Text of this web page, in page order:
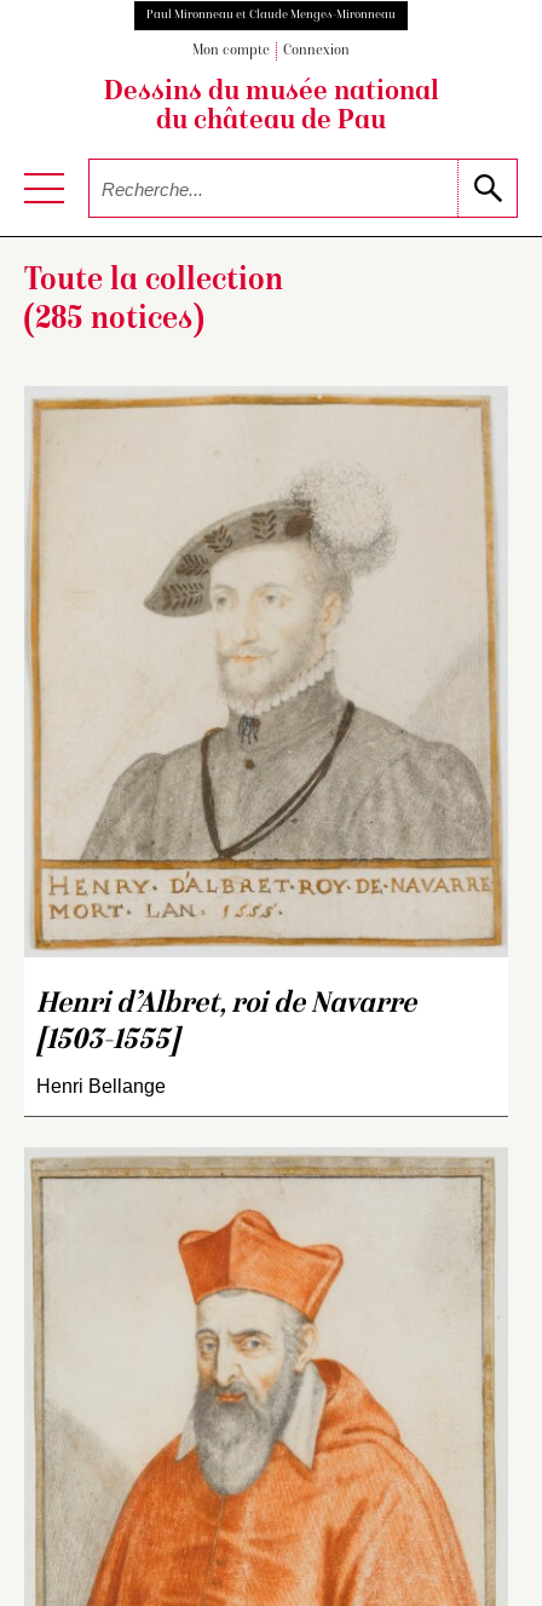
Paul Mironneau et Claude Menges-Mironneau
Mon compte Connexion
Dessins du musée national
du château de Pau
Toute la collection
(285 notices)
Henri d’Albret, roi de Navarre
[1503-1555]
Henri Bellange